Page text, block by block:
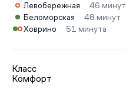
Левобережная
46 минут
Беломорская
48 минут
Ховрино
51 минута
Класс
Комфорт